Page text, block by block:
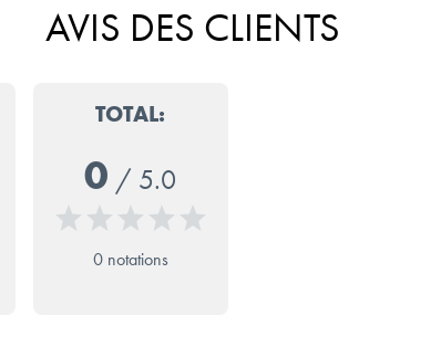
AVIS DES CLIENTS
TOTAL:
0 / 5.0
0 notations